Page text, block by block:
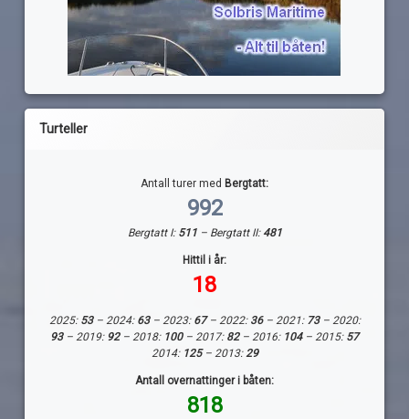
Turteller
Antall turer med Bergtatt:
992
Bergtatt I: 511 – Bergtatt II:481
Hittil i år:
18
2025: 53– 2024:63– 2023: 67– 2022: 36– 2021: 73– 2020:
93– 2019: 92– 2018: 100 – 2017: 82– 2016: 104– 2015: 57
2014: 125– 2013:29
Antall overnattinger i båten:
818